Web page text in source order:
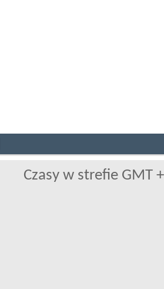
Czasy w strefie GMT